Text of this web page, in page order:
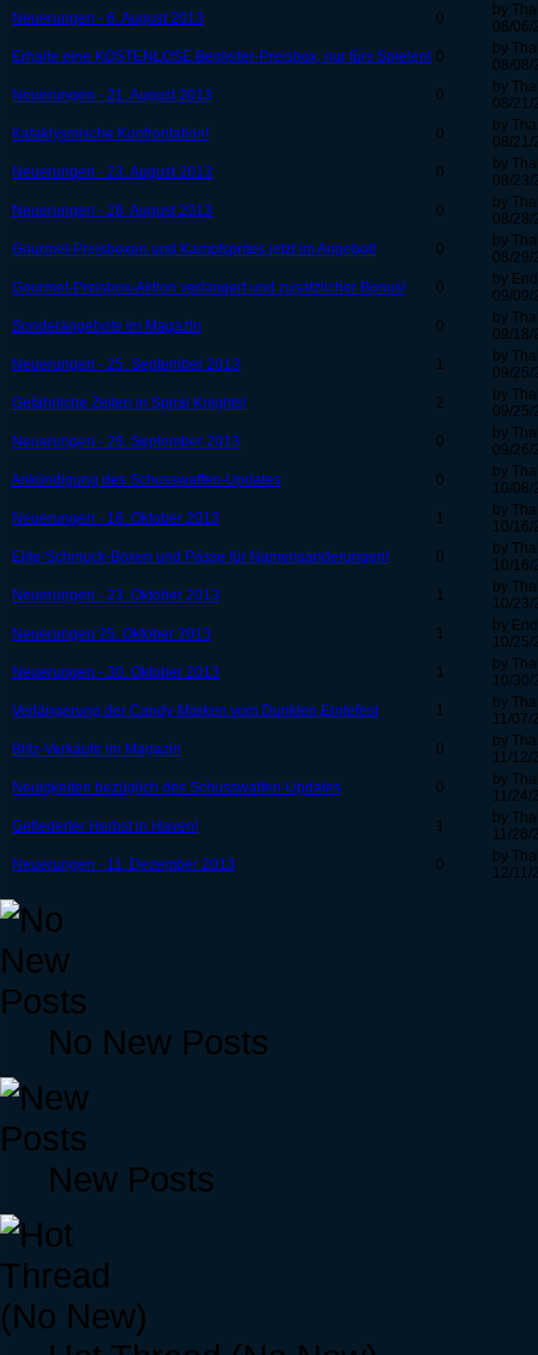
Neuerungen - 6. August 2013
0
by
08/06/
Erhalte eine KOSTENLOSE Begleiter-Preisbox, nur fürs Spielen! 0
by
08/08/
Neuerungen - 21. August 2013
0
by
08/21/
Kataklysmische Konfrontation!
0
by
08/21/
Neuerungen - 23. August 2013
0
by
08/23/
Neuerungen - 28. August 2013
0
by
08/28/
Gourmet-Preisboxen und Kampfsprites jetzt im Angebot!
0
by
08/29/
Gourmet-Preisbox-Aktion verlängert und zusätzlicher Bonus!
0
by
09/09/
Sonderangebote im Magazin
0
by
09/18/
Neuerungen - 25. September 2013
1
by
09/25/
Gefährliche Zeiten in Spiral Knights!
2
by
09/25/
Neuerungen - 26. September 2013
0
by
09/26/
Ankündigung des Schusswaffen-Updates
0
by
10/08/
Neuerungen - 16. Oktober 2013
1
by
10/16/
Elite-Schmuck-Boxen und Pässe für Namensänderungen!
0
by
10/16/
Neuerungen - 23. Oktober 2013
1
by
10/23/
Neuerungen 25. Oktober 2013
1
by
10/25/
Neuerungen - 30. Oktober 2013
1
by
10/30/
Verlängerung der Candy-Marken vom Dunklen Erntefest
1
by
11/07/
Blitz-Verkäufe im Magazin
0
by
11/12/
Neuigkeiten bezüglich des Schusswaffen-Updates
0
by
11/24/
Gefiederter Herbst in Haven!
1
by
11/26/
Neuerungen - 11. Dezember 2013
0
by
12/11/
No New Posts
New Posts